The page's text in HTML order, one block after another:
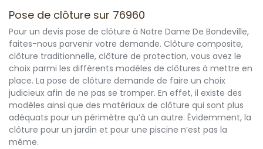
Pose de clôture sur 76960
Pour un devis pose de clôture à Notre Dame De Bondeville,
faites-nous parvenir votre demande. Clôture composite,
clôture traditionnelle, clôture de protection, vous avez le
choix parmi les différents modèles de clôtures à mettre en
place. La pose de clôture demande de faire un choix
judicieux afin de ne pas se tromper. En effet, il existe des
modèles ainsi que des matériaux de clôture qui sont plus
adéquats pour un périmètre qu’à un autre. Évidemment, la
clôture pour un jardin et pour une piscine n’est pas la
même.